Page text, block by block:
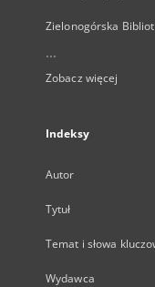
Zielonogórska
...
Zobacz więcej
Indeksy
Autor
Tytuł
Temat i słowa
Wydawca